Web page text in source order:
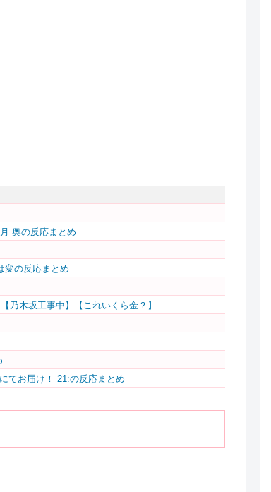
奥の反応まとめ
変の反応まとめ
乃木坂工事中】【これいくら金？】
てお届け！ 21:の反応まとめ